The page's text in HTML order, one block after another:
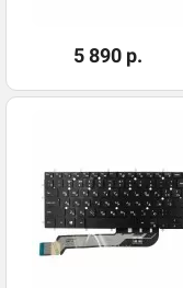
5 890 р.